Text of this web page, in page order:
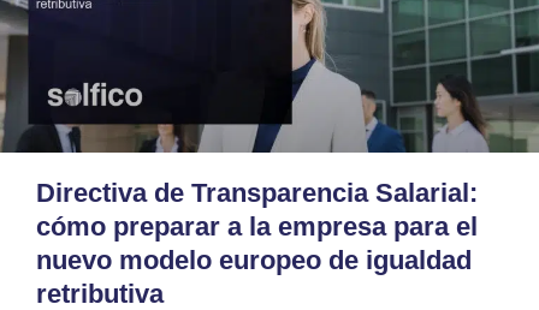
Directiva de Transparencia Salarial:
cómo preparar a la empresa para el
nuevo modelo europeo de igualdad
retributiva